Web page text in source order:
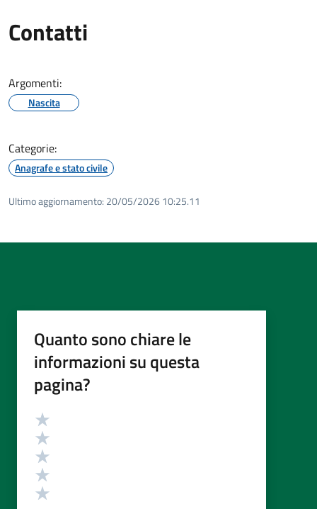
Contatti
Argomenti:
Nascita
Categorie:
Anagrafe e stato civile
Ultimo aggiornamento: 20/05/2026 10:25.11
Quanto sono chiare le
informazioni su questa
pagina?
Valutazione